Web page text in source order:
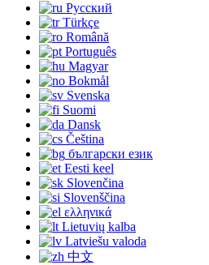
Русский
Türkçe
Română
Português
Magyar
Bokmål
Svenska
Suomi
Dansk
Čeština
български език
Eesti keel
Slovenčina
Slovenščina
ελληνικά
Lietuvių kalba
Latviešu valoda
中文